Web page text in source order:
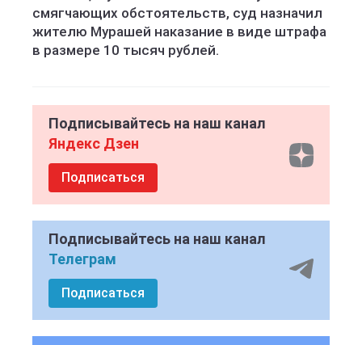
смягчающих обстоятельств, суд назначил
жителю Мурашей наказание в виде штрафа
в размере 10 тысяч рублей.
Подписывайтесь на наш канал
Яндекс Дзен
Подписаться
Подписывайтесь на наш канал
Телеграм
Подписаться